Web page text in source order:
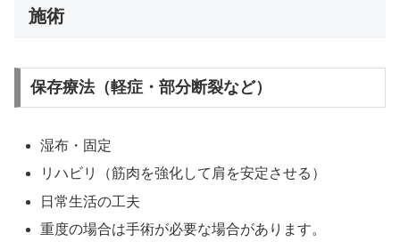
施術
保存療法（軽症・部分断裂など）
湿布・固定
リハビリ（筋肉を強化して肩を安定させる）
日常生活の工夫
重度の場合は手術が必要な場合があります。